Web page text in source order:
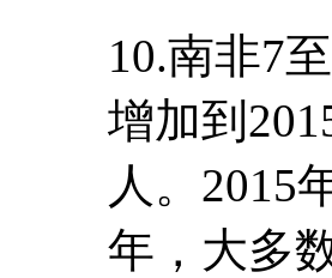
10.南非7
增加到
人。2015
年，大多